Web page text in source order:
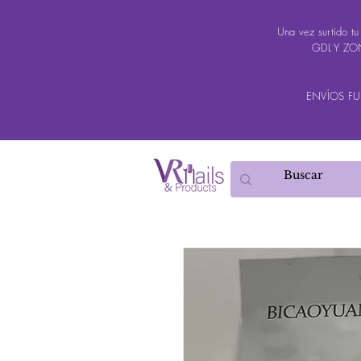
Una vez surtido
GDL Y
ENVÍOS